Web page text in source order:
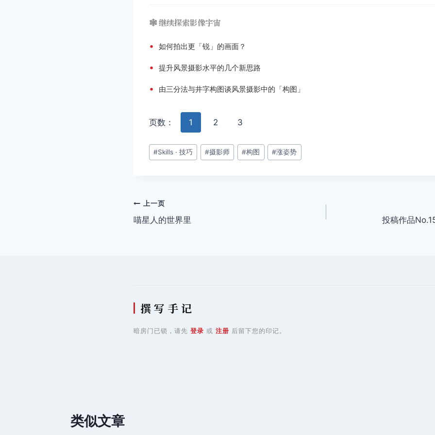
🕸️ 继续探索影像宇宙
• 如何拍出更「锐」的画面？
• 提升风景摄影水平的几个新思路
• 由三分法与井字构图谈风景摄影中的「构图」
页数： 1 2 3
文
章
#Skills · 技巧 #摄影师 #构图 #涨姿势
文
章
上一页
喵星人的世界里 投稿作品
撰 写 手 记
暗房门已锁，请先 登录 或 注册 后留下您的印记。
类似文章